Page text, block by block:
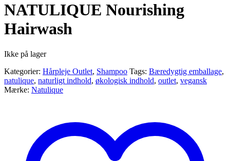
NATULIQUE Nourishing
Hairwash
Ikke på lager
Kategorier: Hårpleje Outlet, Shampoo Tags: Bæredygtig emballage,
natulique, naturligt indhold, økologisk indhold, outlet, vegansk
Mærke: Natulique